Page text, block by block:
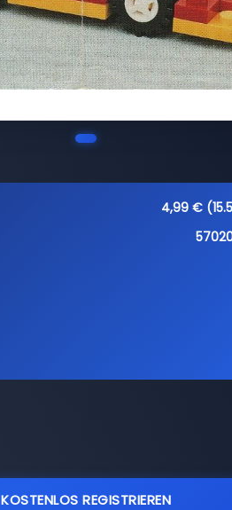
4,99 €
KOSTENLOS REGISTRIEREN